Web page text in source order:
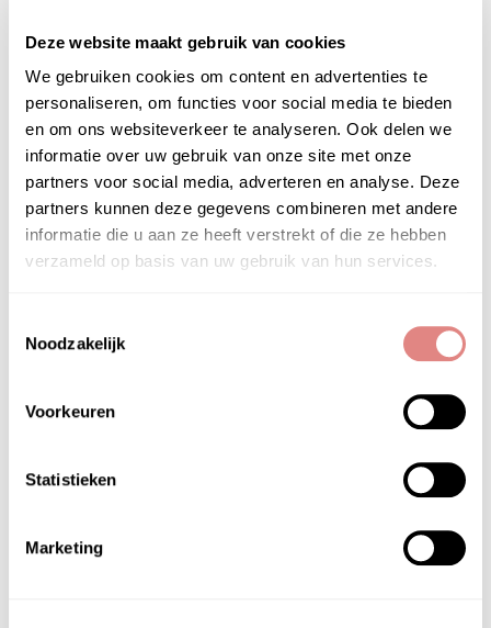
Deze website maakt gebruik van cookies
We gebruiken cookies om content en advertenties te
personaliseren, om functies voor social media te bieden
en om ons websiteverkeer te analyseren. Ook delen we
informatie over uw gebruik van onze site met onze
partners voor social media, adverteren en analyse. Deze
partners kunnen deze gegevens combineren met andere
informatie die u aan ze heeft verstrekt of die ze hebben
verzameld op basis van uw gebruik van hun services.
Noodzakelijk
Voorkeuren
Statistieken
Marketing
voor hun milde verzorging en optimale hydratatie.
annuus seed oil (zonnebloempitolie), avocado
olie en jojoba olie. Deze plantaardige oliën staan
bekend om hun voedende en verzachtende
werking op de babyhuid. Daarnaast is de olie
verrijkt met vitamine E, een krachtige antioxidant
die de huid helpt beschermen tegen schadelijke
uitgebalanceerde samenstelling krijgt de
De Baby Chi huidolie biedt tal van voordelen voor
hydrateert intensief, beschermt tegen uitdroging
voor dagelijks gebruik en ideaal als massageolie